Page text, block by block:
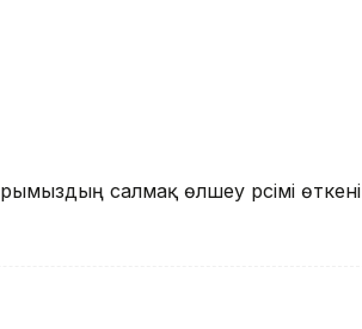
салмақ өлшеу рәсімі өткені